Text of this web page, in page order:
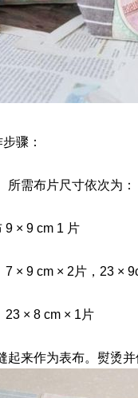
骤：
所需布片尺寸依次为：
9 × 9 cm 1 片
7 × 9 cm × 2片，23 ×
23 × 8 cm × 1片
起来作为表布。熨烫